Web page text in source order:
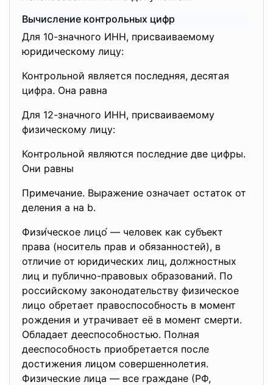
Вычисление контрольных цифр
Для 10-значного ИНН, присваиваемому
юридическому лицу:
Контрольной является последняя, десятая
цифра. Она равна
Для 12-значного ИНН, присваиваемому
физическому лицу:
Контрольной являются последние две цифры.
Они равны
Примечание. Выражение означает остаток от
деления a на b.
Физи́ческое лицо́ — человек как субъект
права (носитель прав и обязанностей), в
отличие от юридических лиц, должностных
лиц и публично-правовых образований. По
российскому законодательству физическое
лицо обретает правоспособность в момент
рождения и утрачивает её в момент смерти.
Обладает дееспособностью. Полная
дееспособность приобретается после
достижения лицом совершеннолетия.
Физические лица — все граждане (РФ,